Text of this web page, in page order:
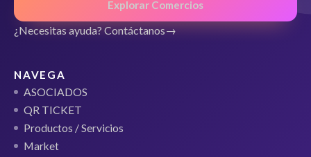
Explorar Comercios
¿Necesitas ayuda? Contáctanos
NAVEGA
ASOCIADOS
QR TICKET
Productos / Servicios
Market